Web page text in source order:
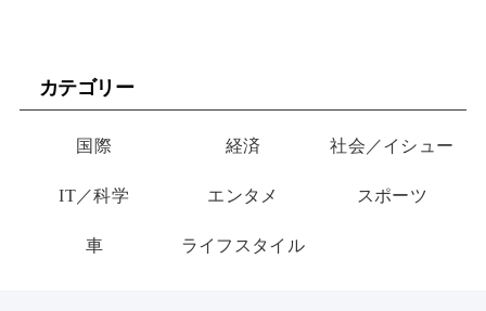
カテゴリー
国際 経済 社会／イシュー
IT／科学 エンタメ スポーツ
車 ライフスタイル